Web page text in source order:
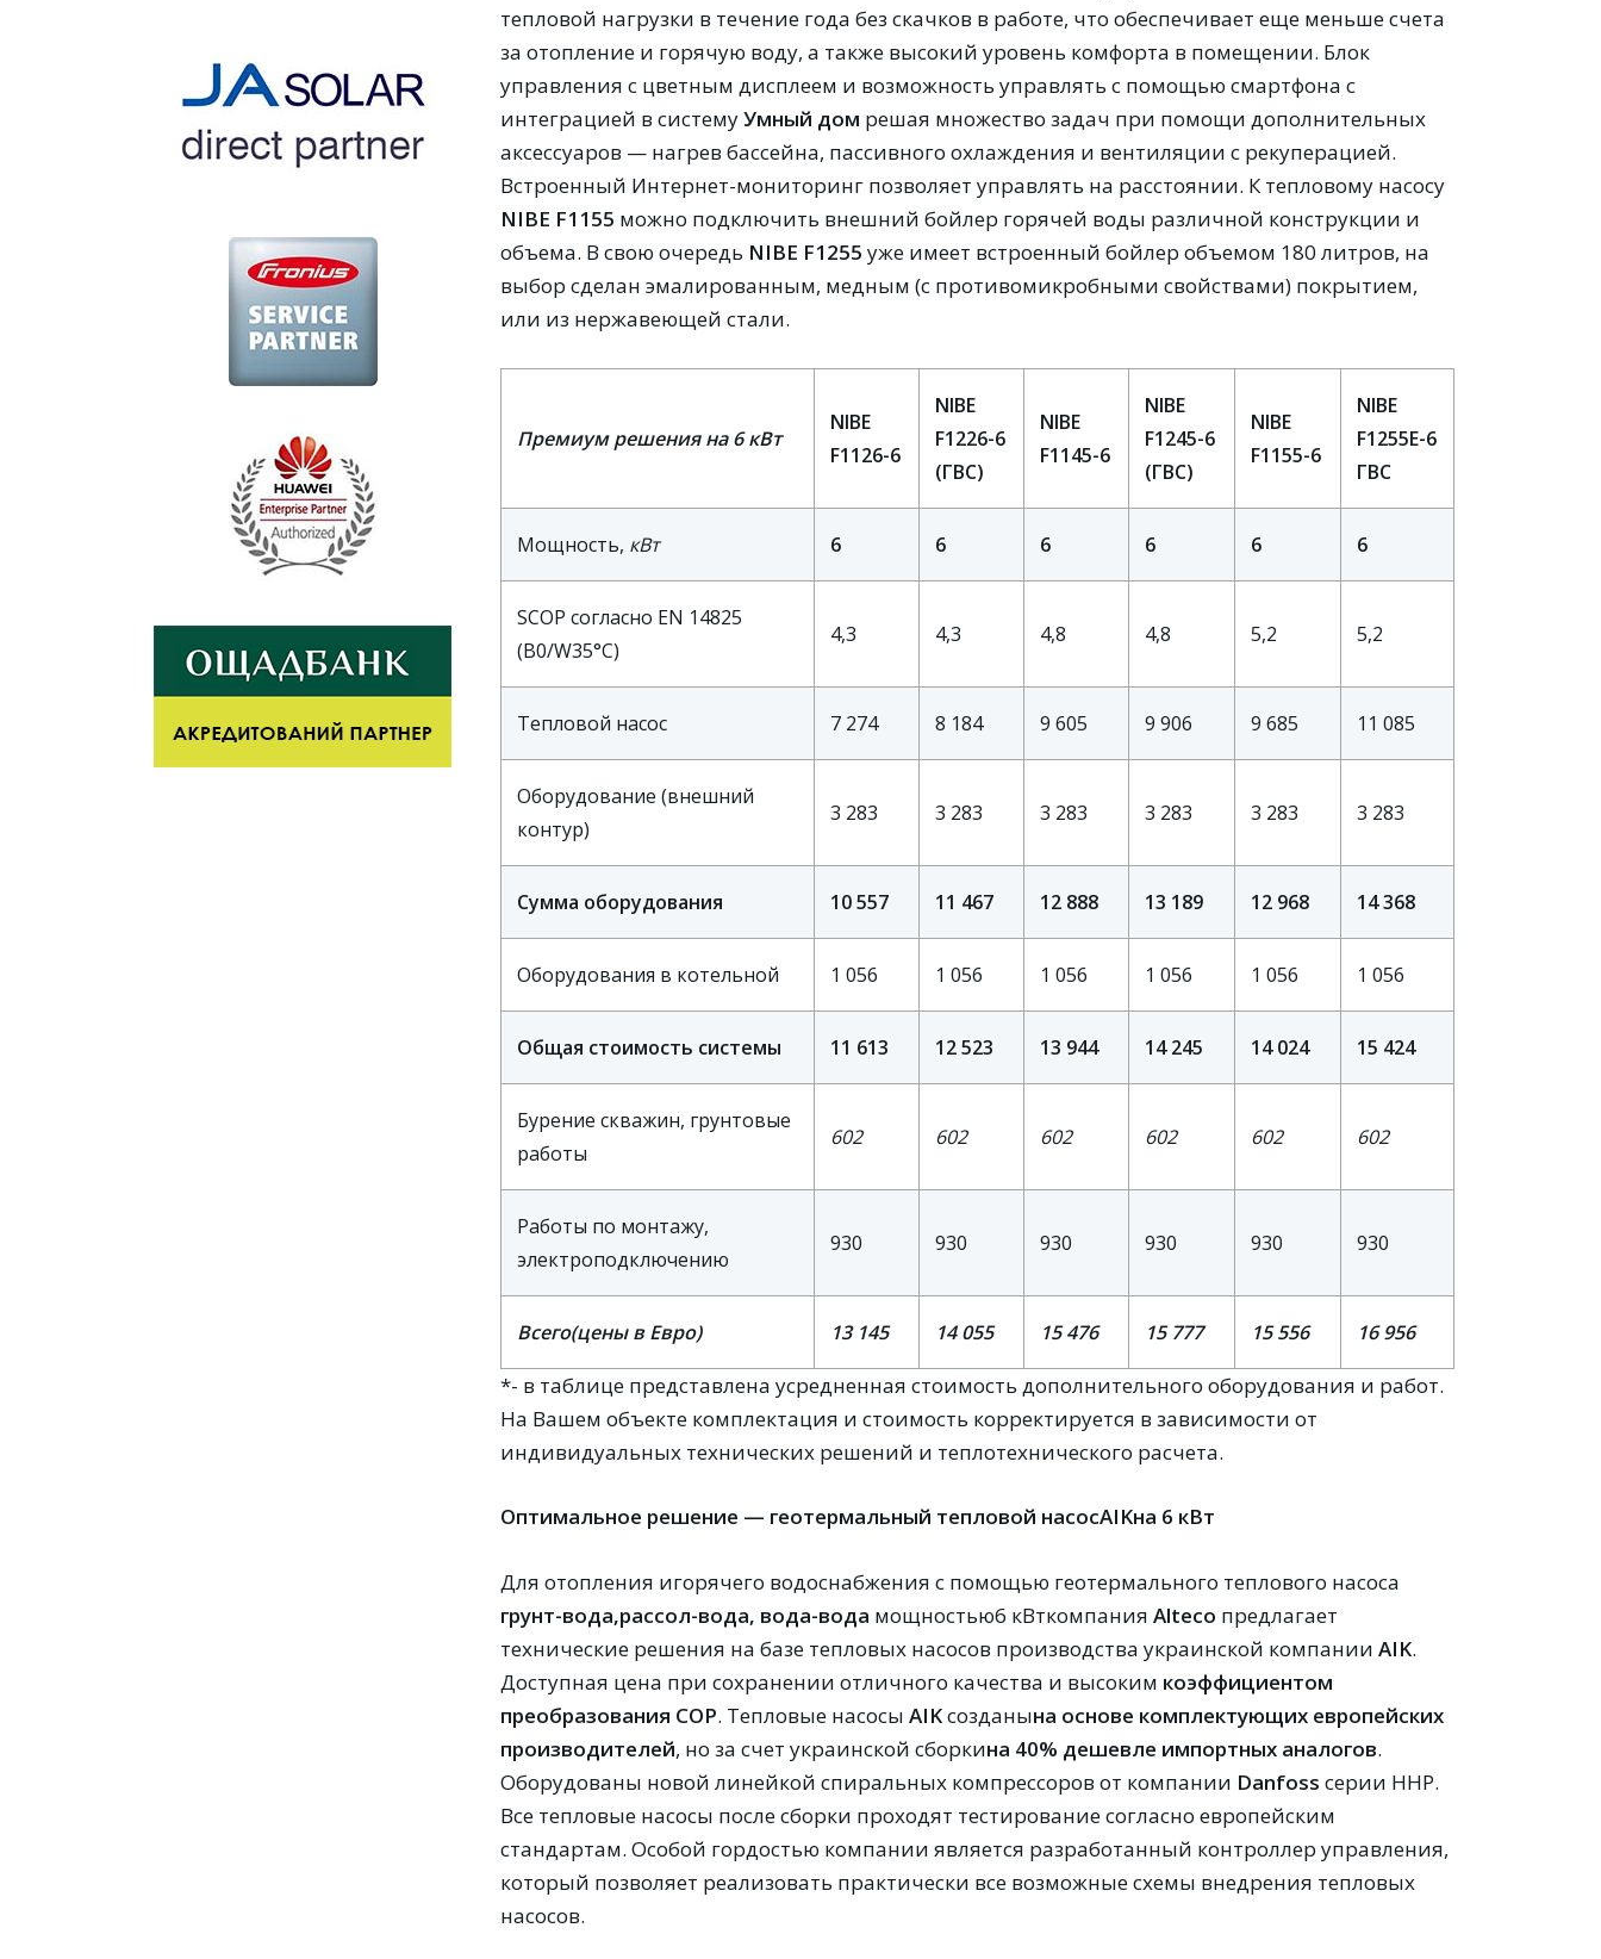
тепловой нагрузки в течение года без скачков в работе, что обеспечивает еще меньше счета
за отопление и горячую воду, а также высокий уровень комфорта в помещении. Блок
управления с цветным дисплеем и возможность управлять с помощью смартфона с
интеграцией в системуУмный дом решая множество задач при помощи дополнительных
аксессуаров — нагрев бассейна, пассивного охлаждения и вентиляции с рекуперацией.
Встроенный Интернет-мониторинг позволяет управлять на расстоянии. К тепловому насосу
NIBE F1155 можно подключить внешний бойлер горячей воды различной конструкции и
объема. В свою очередь NIBE F1255 уже имеет встроенный бойлер объемом 180 литров, на
выбор сделан эмалированным, медным (с противомикробными свойствами) покрытием,
или из нержавеющей стали.
Премиум решения на 6 кВт
NIBE
F1126-6
NIBE
F1226-6
(ГВС)
NIBE
F1145-6
NIBE
F1245-6
(ГВС)
NIBE
F1155-6
NIBE
F1255E-6
ГВС
Мощность, кВт 6 6 6 6 6 6
SCOP согласно EN 14825
(B0/W35°C)
4,3 4,3 4,8 4,8 5,2 5,2
Тепловой насос 7 274 8 184 9 605 9 906 9 685 11 085
Оборудование (внешний
контур)
3 283 3 283 3 283 3 283 3 283 3 283
Сумма оборудования 10 557 11 467 12 888 13 189 12 968 14 368
Оборудования в котельной 1 056 1 056 1 056 1 056 1 056 1 056
Общая стоимость системы 11 613 12 523 13 944 14 245 14 024 15 424
Бурение скважин, грунтовые
работы
602 602 602 602 602 602
Работы по монтажу,
электроподключению
930 930 930 930 930 930
Всего(цены в Евро) 13 145 14 055 15 476 15 777 15 556 16 956
*- в таблице представлена усредненная стоимость дополнительного оборудования и работ.
На Вашем объекте комплектация и стоимость корректируется в зависимости от
индивидуальных технических решений и теплотехнического расчета.
Оптимальное решение — геотермальный тепловой насосAIKна 6 кВт
Для отопления игорячего водоснабжения с помощью геотермального теплового насоса
грунт-вода,рассол-вода, вода-вода мощностью6 кВткомпанияAlteco предлагает
технические решения на базе тепловых насосов производства украинской компанииAIK.
Доступная цена при сохранении отличного качества и высоким коэффициентом
преобразования COP. Тепловые насосыAIKсозданына основе комплектующих европейских
производителей, но за счет украинской сборкина 40% дешевле импортных аналогов.
Оборудованы новой линейкой спиральных компрессоров от компании Danfoss серии HHP.
Все тепловые насосы после сборки проходят тестирование согласно европейским
стандартам. Особой гордостью компании является разработанный контроллер управления,
который позволяет реализовать практически все возможные схемы внедрения тепловых
насосов.